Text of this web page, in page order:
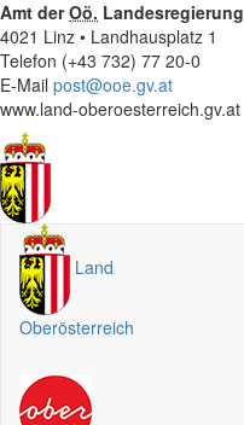
Amt derOö. Landesregierung
4021 Linz • Landhausplatz 1
Telefon (+43 732) 77 20-0
E-Mail post@ooe.gv.at
www.land-oberoesterreich.gv.at
Land
Oberösterreich